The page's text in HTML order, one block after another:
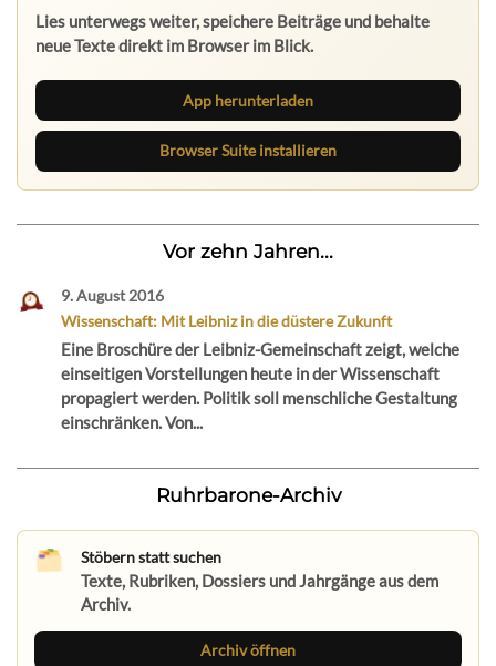
Lies unterwegs weiter, speichere Beiträge und behalte
neue Texte direkt im Browser im Blick.
App herunterladen
Browser Suite installieren
Vor zehn Jahren...
9. August 2016
Wissenschaft: Mit Leibniz in die düstere Zukunft
Eine Broschüre der Leibniz-Gemeinschaft zeigt, welche
einseitigen Vorstellungen heute in der Wissenschaft
propagiert werden. Politik soll menschliche Gestaltung
einschränken. Von...
Ruhrbarone-Archiv
Stöbern statt suchen
Texte, Rubriken, Dossiers und Jahrgänge aus dem
Archiv.
Archiv öffnen